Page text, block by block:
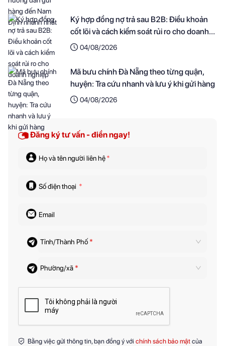
Ký hợp đồng nợ trả sau B2B: Điều khoản
cốt lõi và cách kiểm soát rủi ro cho doanh
nghiệp
04/08/2026
Mã bưu chính Đà Nẵng theo từng quận,
huyện: Tra cứu nhanh và lưu ý khi gửi hàng
04/08/2026
Đăng ký tư vấn - điền ngay!
Họ và tên người liên hệ*
Số điện thoại *
Email
Tỉnh/Thành Phố *
Phường/xã *
Bằng việc gửi thông tin, bạn đồng ý với chính sách bảo mật của